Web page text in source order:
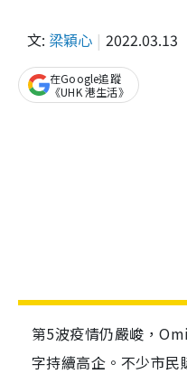
文: 梁穎心 2022.03.13
在Google追蹤
《UHK 港生活》
第5波疫情仍嚴峻，
字持續高企。不少市